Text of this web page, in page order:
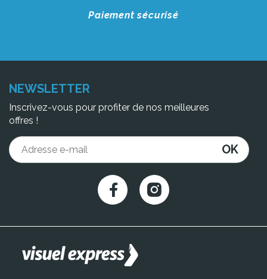
Paiement sécurisé
NEWSLETTER
Inscrivez-vous pour profiter de nos meilleures
offres !
OK